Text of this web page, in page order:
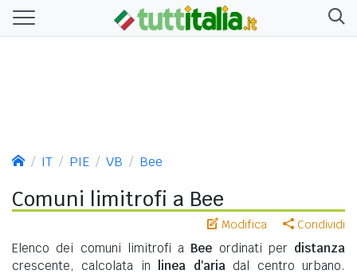
IT PIE VB Bee
Comuni limitrofi a Bee
Modifica Condividi
Elenco dei comuni limitrofi a Bee ordinati per distanza
crescente, calcolata in
linea d'aria dal centro urbano.